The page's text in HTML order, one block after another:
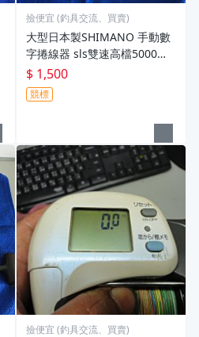
撿便宜 (釣具交流、買賣)
大型日本製SHIMANO 手動數
字捲線器 sls雙速高檔5000型
(鋼製齒輪+推式煞車+雙速)
$ 1,500
競標
撿便宜 (釣具交流、買賣)